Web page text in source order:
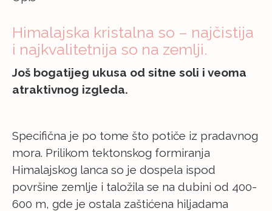
Himalajska kristalna so – najčistija
i najkvalitetnija so na zemlji.
Još bogatijeg ukusa od sitne soli i veoma
atraktivnog izgleda.
Specifična je po tome što potiče iz pradavnog
mora. Prilikom tektonskog formiranja
Himalajskog lanca so je dospela ispod
površine zemlje i taložila se na dubini od 400-
600 m, gde je ostala zaštićena hiljadama